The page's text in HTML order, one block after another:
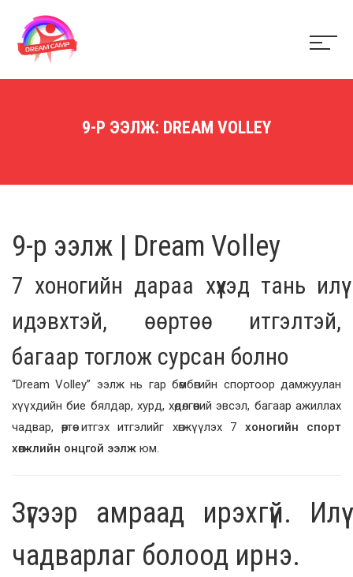
9-Р ЭЭЛЖ: DREAM VOLLEY
9-р ээлж | Dream Volley
7 хоногийн дараа хүүхэд тань илүү
идэвхтэй, өөртөө итгэлтэй,
багаар тоглож сурсан болно
“Dream Volley” ээлж нь гар бөмбөгийн спортоор дамжуулан
хүүхдийн бие бялдар, хурд, хөдөлгөөний эвсэл, багаар ажиллах
чадвар, өөртөө итгэх итгэлийг хөгжүүлэх 7 хоногийн спорт
хөгжлийн онцгой ээлж юм.
Зүгээр амраад ирэхгүй. Илүү
чадварлаг болоод ирнэ.